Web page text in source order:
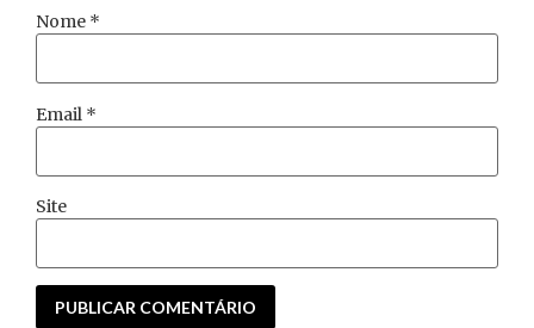
Nome *
Email *
Site